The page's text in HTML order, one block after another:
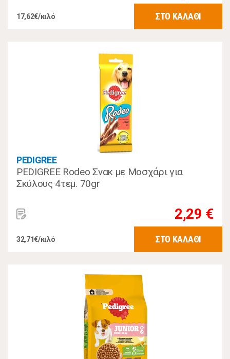
17,62€/κιλό ΣΤΟ ΚΑΛΑΘΙ
PEDIGREE
PEDIGREE Rodeo Σνακ με Μοσχάρι για
Σκύλους 4τεμ. 70gr
2,29 €
32,71€/κιλό ΣΤΟ ΚΑΛΑΘΙ